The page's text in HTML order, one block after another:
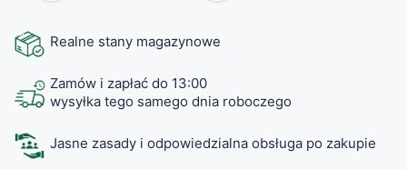
Realne stany magazynowe
Zamów i zapłać do 13:00
wysyłka tego samego dnia roboczego
Jasne zasady i odpowiedzialna obsługa po zakupie